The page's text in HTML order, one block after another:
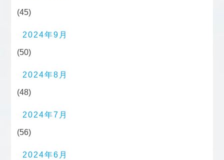
(45)
2024年9月
(50)
2024年8月
(48)
2024年7月
(56)
2024年6月